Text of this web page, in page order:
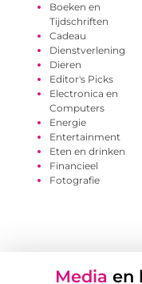
Boeken en
Tijdschriften
Cadeau
Dienstverlening
Dieren
Editor's Picks
Electronica en
Computers
Energie
Entertainment
Eten en drinken
Financieel
Fotografie
Media en